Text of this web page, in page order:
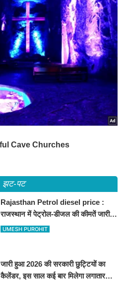
झट-पट
Rajasthan Petrol diesel price :
राजस्थान में पेट्रोल-डीजल की कीमतें जारी,
जानिए बीकानेर समेत पुरे प्रदेश में नए रेट
UMESH PUROHIT
जारी हुआ 2026 की सरकारी छुट्टियों का
कैलेंडर, इस साल कई बार मिलेगा लगातार